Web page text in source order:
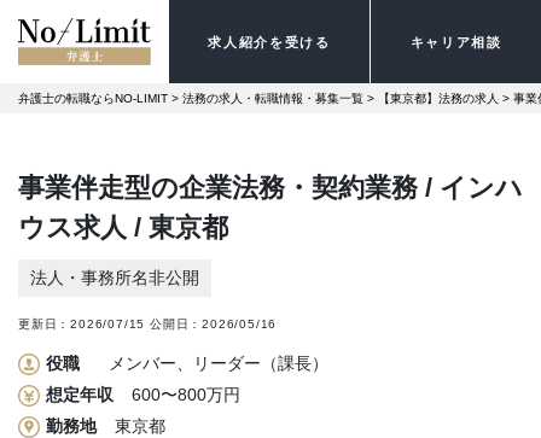
求人紹介を受ける キャリア相談
弁護士の転職ならNO-LIMIT > 法務の求人・転職情報・募集一覧 > 【東京都】法務の求人 > 事業
事業伴走型の企業法務・契約業務 / インハ
ウス求人 / 東京都
法人・事務所名非公開
更新日：2026/07/15 公開日：2026/05/16
役職
メンバー、リーダー（課長）
想定年収
600〜800万円
勤務地
東京都